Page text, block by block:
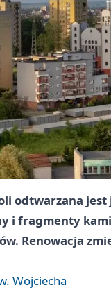
odtwarzana
i fragmenty
Renowacja
Wojciecha